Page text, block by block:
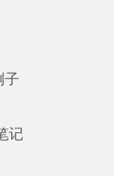
子
记